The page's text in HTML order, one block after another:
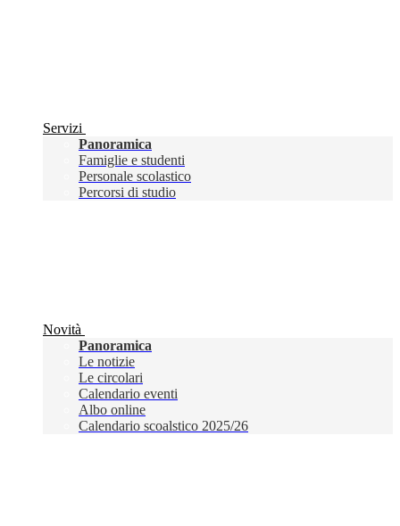
Servizi
Panoramica
Famiglie e studenti
Personale scolastico
Percorsi di studio
Novità
Panoramica
Le notizie
Le circolari
Calendario eventi
Albo online
Calendario scoalstico 2025/26